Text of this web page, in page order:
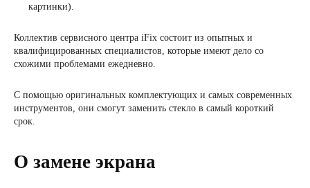
картинки).
Коллектив сервисного центра iFix состоит из опытных и
квалифицированных специалистов, которые имеют дело со
схожими проблемами ежедневно.
С помощью оригинальных комплектующих и самых современных
инструментов, они смогут заменить стекло в самый короткий
срок.
О замене экрана